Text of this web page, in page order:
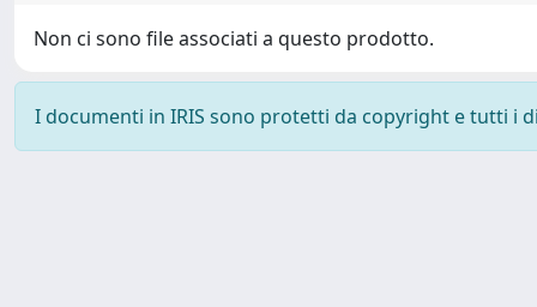
Non ci sono file associati a questo prodotto.
I documenti in IRIS sono protetti da copyright e tutti i